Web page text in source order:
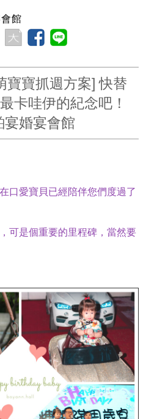
館
寶寶抓週方案] 快替
卡哇伊的紀念吧！
宴婚宴會館
口愛寶貝已經陪伴您們度過了
可是個重要的里程碑，當然要